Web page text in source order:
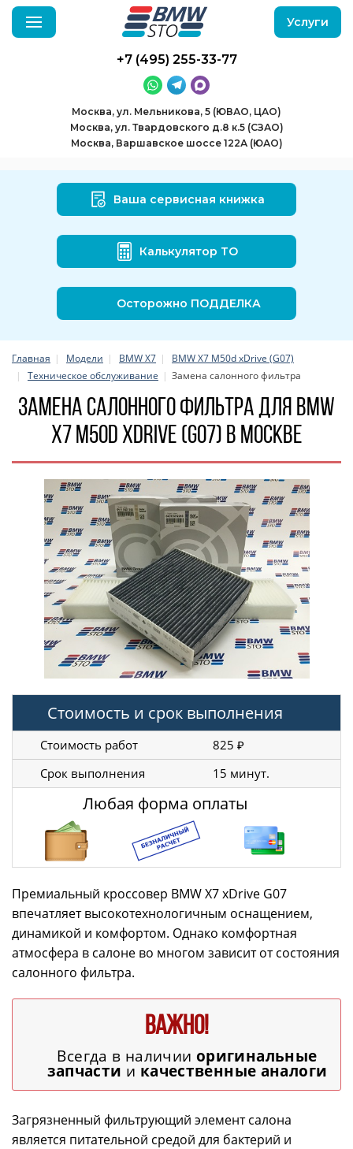
+7 (495) 255-33-77
Москва, ул. Мельникова, 5 (ЮВАО, ЦАО)
Москва, ул. Твардовского д.8 к.5 (СЗАО)
Москва, Варшавское шоссе 122А (ЮАО)
Услуги
Ваша сервисная книжка
Калькулятор ТО
Осторожно ПОДДЕЛКА
Главная Модели BMW X7
BMW X7 M50d xDrive (G07)
Техническое обслуживание
Замена салонного фильтра
Замена салонного фильтра для BMW
X7 M50d xDrive (G07) в Москве
Стоимость и срок выполнения
Стоимость работ
825 ₽
Срок выполнения
15 минут.
Любая форма оплаты
Премиальный кроссовер BMW X7 xDrive G07
впечатляет высокотехнологичным оснащением,
динамикой и комфортом. Однако комфортная
атмосфера в салоне во многом зависит от состояния
салонного фильтра.
ВАЖНО!
Всегда в наличии оригинальные
запчасти и качественные аналоги
Загрязненный фильтрующий элемент салона
является питательной средой для бактерий и